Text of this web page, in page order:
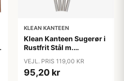
KLEAN KANTEEN
Klean Kanteen Sugerør i
Rustfrit Stål m.
8mm - Multi Color
VEJL. PRIS 119,00 KR
95,20 kr